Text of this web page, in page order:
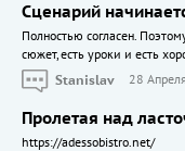
Сценарий
Полностью согласен.
сюжет, есть уроки и есть
Stanislav
28
Пролетая над
https://adessobistro.net/